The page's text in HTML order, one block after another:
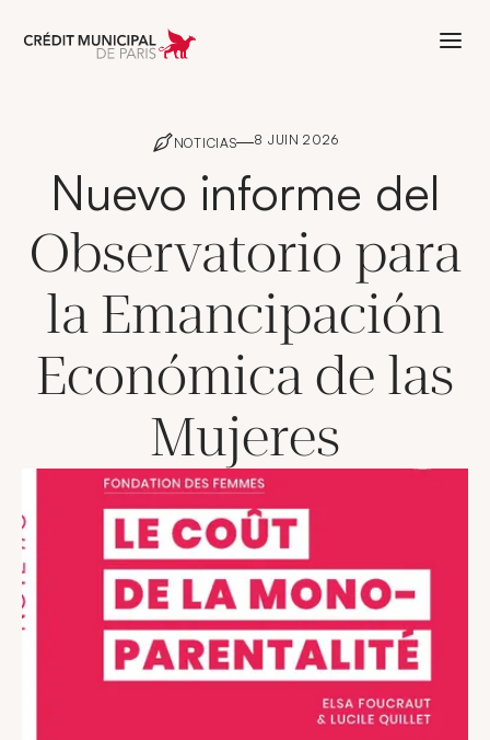
Aller à l'accueil de Crédit Municipal
NOTICIAS 8 JUIN 2026
Nuevo informe del
Observatorio para
la Emancipación
Económica de las
Mujeres